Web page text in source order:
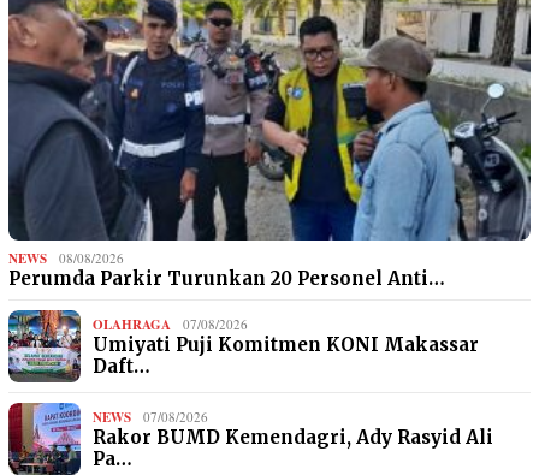
NEWS 08/08/2026
Perumda Parkir Turunkan 20 Personel Anti…
OLAHRAGA 07/08/2026
Umiyati Puji Komitmen KONI Makassar
Daft…
NEWS 07/08/2026
Rakor BUMD Kemendagri, Ady Rasyid Ali
Pa…